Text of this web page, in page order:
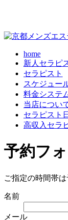
home
新人セラピ
セラピスト
スケジュー
料金システ
当店につい
セラピスト
高収入セラ
予約フ
ご指定の時間帯
名前
メール